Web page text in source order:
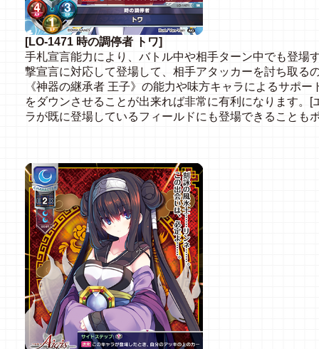
[LO-1471 時の調停者 トワ]
手札宣言能力により、バトル中や相手ターン中でも登場
撃宣言に対応して登場して、相手アタッカーを討ち取る
《神器の継承者 王子》の能力や味方キャラによるサポ
をダウンさせることが出来れば非常に有利になります。
ラが既に登場しているフィールドにも登場できることも